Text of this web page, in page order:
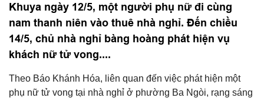
Khuya ngày 12/5, một người phụ nữ đi cùng
nam thanh niên vào thuê nhà nghỉ. Đến chiều
14/5, chủ nhà nghỉ bàng hoàng phát hiện vụ
khách nữ tử vong....
Theo Báo Khánh Hóa, liên quan đến việc phát hiện một
phụ nữ tử vong tại nhà nghỉ ở phường Ba Ngòi, rạng sáng